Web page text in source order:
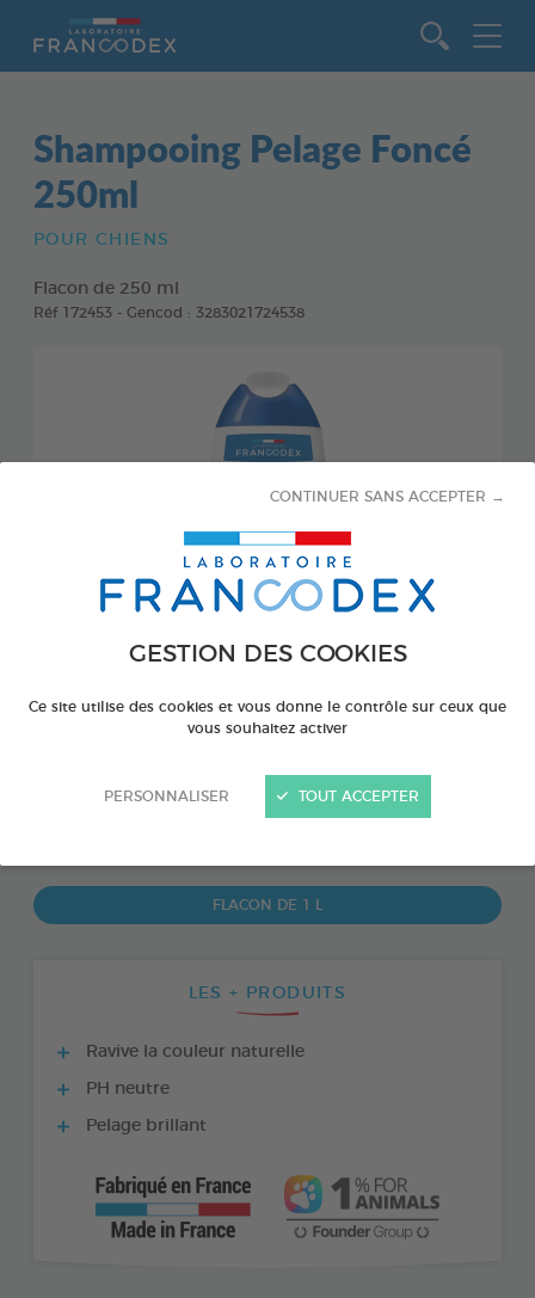
GESTION DES COOKIES
Ce site utilise des cookies et vous donne le contrôle sur ceux que
vous souhaitez activer
PERSONNALISER
CONTINUER SANS ACCEPTER →
TOUT ACCEPTER
Shampooing Pelage Foncé
250ml
POUR CHIENS
Flacon de 250 ml
Réf 172453 - Gencod : 3283021724538
FLACON DE 1 L
LES + PRODUITS
Ravive la couleur naturelle
PH neutre
Pelage brillant